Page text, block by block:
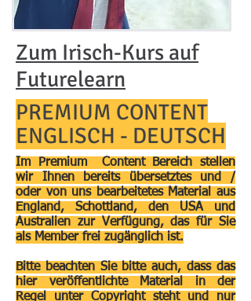
Zum Irisch-Kurs auf
Futurelearn
PREMIUM CONTENT
ENGLISCH - DEUTSCH
Im Premium Content Bereich stellen
wir Ihnen bereits übersetztes und /
oder von uns bearbeitetes Material aus
England, Schottland, den USA und
Australien zur Verfügung, das für Sie
als Member frei zugänglich ist.
Bitte beachten Sie bitte auch, dass das
hier veröffentlichte Material in der
Regel unter Copyright steht und nur